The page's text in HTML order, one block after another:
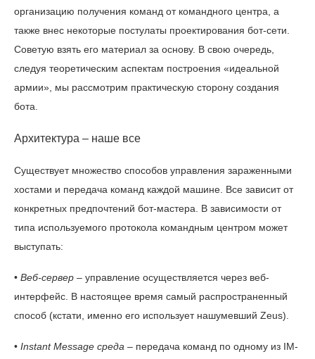
организацию получения команд от командного центра, а
также внес некоторые постулаты проектирования бот-сети.
Советую взять его материал за основу. В свою очередь,
следуя теоретическим аспектам построения «идеальной
армии», мы рассмотрим практическую сторону создания
бота.
Архитектура – наше все
Существует множество способов управления зараженными
хостами и передача команд каждой машине. Все зависит от
конкретных предпочтений бот-мастера. В зависимости от
типа используемого протокола командным центром может
выступать:
• Веб-сервер – управление осуществляется через веб-
интерфейс. В настоящее время самый распространенный
способ (кстати, именно его использует нашумевший Zeus).
• Instant Message среда – передача команд по одному из IM-